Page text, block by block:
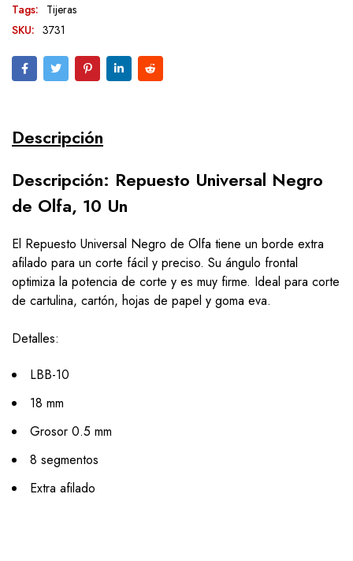
Tags: Tijeras
SKU: 3731
Descripción
Descripción: Repuesto Universal Negro
de Olfa, 10 Un
El Repuesto Universal Negro de Olfa tiene un borde extra
afilado para un corte fácil y preciso. Su ángulo frontal
optimiza la potencia de corte y es muy firme. Ideal para corte
de cartulina, cartón, hojas de papel y goma eva.
Detalles:
LBB-10
18 mm
Grosor 0.5 mm
8 segmentos
Extra afilado